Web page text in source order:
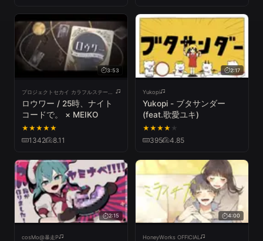
3:53
ロウワー / 25時、ナイト
コードで。 × MEIKO
★★★★★
1342 8.11
2:17
Yukopi
Yukopi - ブタサンダー
(feat.歌愛ユキ)
★★★★ ★
395 4.85
2:15
cosMo@暴走P
4:00
HoneyWorks OFFICIAL